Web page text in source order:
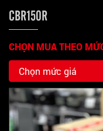
CBR150R
CHỌN MUA THEO